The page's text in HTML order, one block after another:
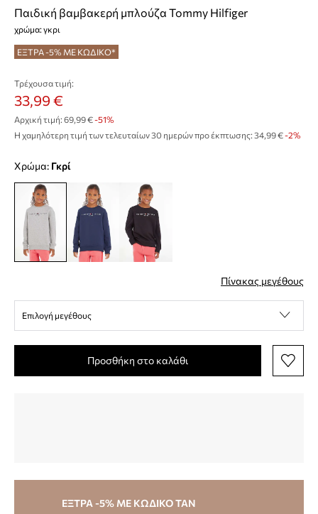
Παιδική βαμβακερή μπλούζα Tommy Hilfiger
χρώμα: γκρι
ΕΞΤΡΑ -5% ΜΕ ΚΩΔΙΚΟ*
Τρέχουσα τιμή:
33,99 €
Αρχική τιμή: 69,99 €-51%
Η χαμηλότερη τιμή των τελευταίων 30 ημερών προ έκπτωσης: 34,99 € -2%
Χρώμα: γκρί
Πίνακας μεγέθους
Επιλογή μεγέθους
Προσθήκη στο καλάθι
ΕΞΤΡΑ -5% ΜΕ ΚΩΔΙΚΟ TAN